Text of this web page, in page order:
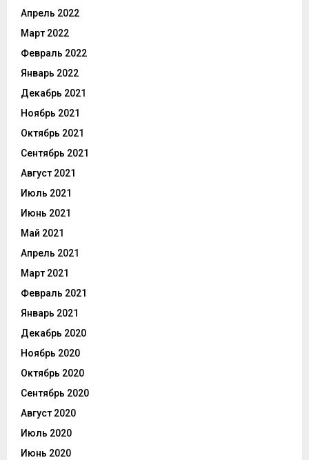
Апрель 2022
Март 2022
Февраль 2022
Январь 2022
Декабрь 2021
Ноябрь 2021
Октябрь 2021
Сентябрь 2021
Август 2021
Июль 2021
Июнь 2021
Май 2021
Апрель 2021
Март 2021
Февраль 2021
Январь 2021
Декабрь 2020
Ноябрь 2020
Октябрь 2020
Сентябрь 2020
Август 2020
Июль 2020
Июнь 2020